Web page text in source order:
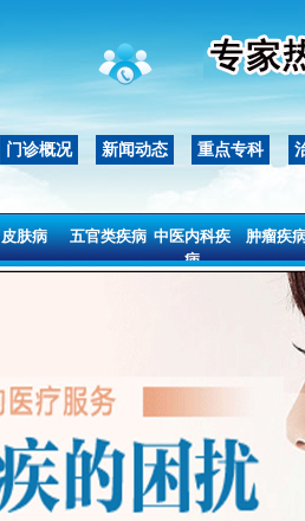
门诊概况 新闻动态 重点专科
皮肤病 五官类疾病 中医内科疾
病
肿瘤疾
肿瘤疾